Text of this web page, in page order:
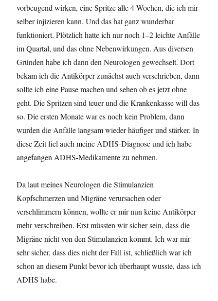
vorbeugend wirken, eine Spritze alle 4 Wochen, die ich mir
selber injizieren kann. Und das hat ganz wunderbar
funktioniert. Plötzlich hatte ich nur noch 1–2 leichte Anfälle
im Quartal, und das ohne Nebenwirkungen. Aus diversen
Gründen habe ich dann den Neurologen gewechselt. Dort
bekam ich die Antikörper zunächst auch verschrieben, dann
sollte ich eine Pause machen und sehen ob es jetzt ohne
geht. Die Spritzen sind teuer und die Krankenkasse will das
so. Die ersten Monate war es noch kein Problem, dann
wurden die Anfälle langsam wieder häufiger und stärker. In
diese Zeit fiel auch meine ADHS-Diagnose und ich habe
angefangen ADHS-Medikamente zu nehmen.
Da laut meines Neurologen die Stimulanzien
Kopfschmerzen und Migräne verursachen oder
verschlimmern können, wollte er mir nun keine Antikörper
mehr verschreiben. Erst müssten wir sicher sein, dass die
Migräne nicht von den Stimulanzien kommt. Ich war mir
sehr sicher, dass dies nicht der Fall ist, schließlich war ich
schon an diesem Punkt bevor ich überhaupt wusste, dass ich
ADHS habe.